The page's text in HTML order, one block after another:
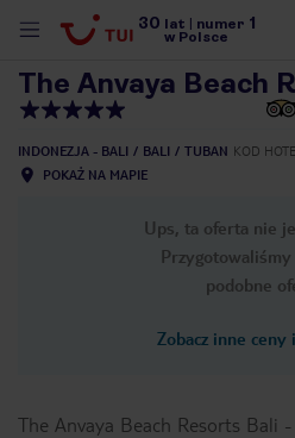
30 lat numer 1
w Polsce
The Anvaya Beach
INDONEZJA - BALI BALI TUBAN KOD
POKAŻ NA MAPIE
Ups, ta oferta nie
podobne
Zobacz inne
The Anvaya Beach Resorts Bali -